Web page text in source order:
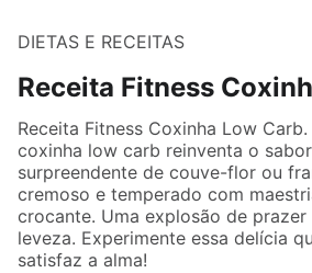
DIETAS E RECEITAS
Receita Fitness
Receita Fitness Coxinha Low
coxinha low carb reinventa o
surpreendente de couve-flor ou
cremoso e temperado com
crocante. Uma explosão de
leveza. Experimente essa delícia
satisfaz a alma!